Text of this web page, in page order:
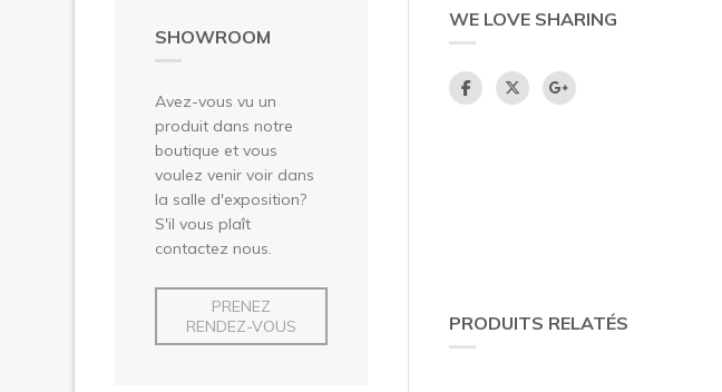
SHOWROOM
Avez-vous vu un
produit dans notre
boutique et vous
voulez venir voir dans
la salle d'exposition?
S'il vous plaît
contactez nous.
PRENEZ
RENDEZ-VOUS
WE LOVE SHARING
PRODUITS RELATÉS